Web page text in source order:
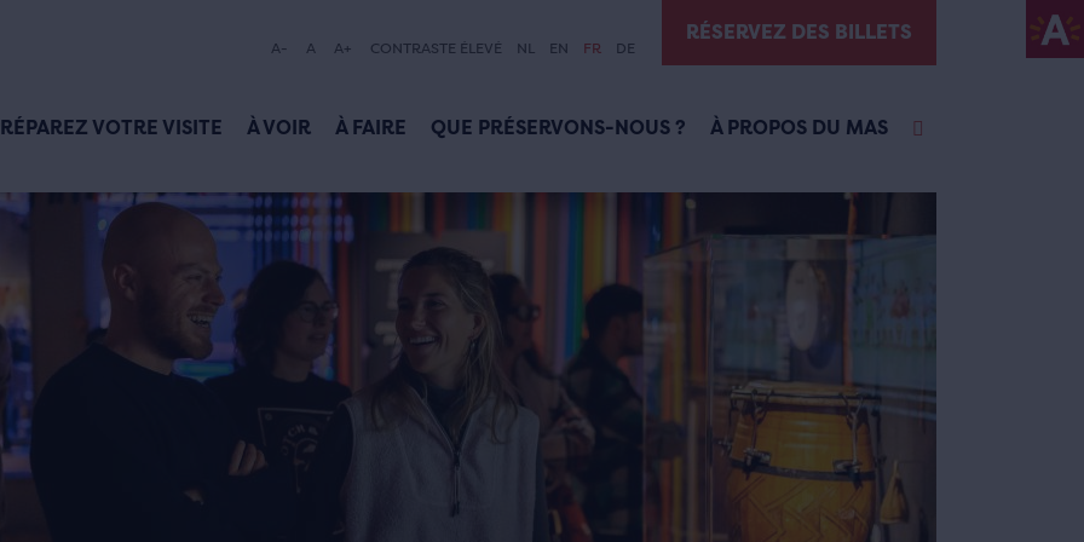
A- A A+ CONTRASTE ÉLEVÉ NL EN FR DE
RÉSERVEZ DES BILLETS
VOTRE VISITE À VOIR À FAIRE QUE PRÉSERVONS-NOUS ? À PROPOS DU MAS